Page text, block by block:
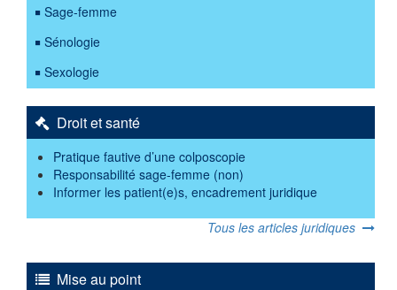
Sage-femme
Sénologie
Sexologie
Droit et santé
Pratique fautive d’une colposcopie
Responsabilité sage-femme (non)
Informer les patient(e)s, encadrement juridique
Tous les articles juridiques
Mise au point